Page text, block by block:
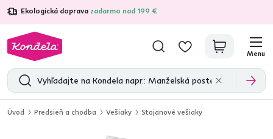
Ekologická doprava zadarmo nad 199 €
4,7 31 333overených produktových recenzií
Menu
Úvod Predsieň a chodba Vešiaky Stojanové vešiaky